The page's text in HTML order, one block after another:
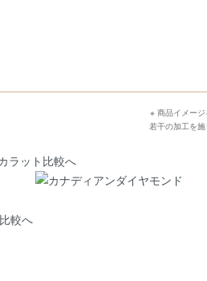
※ 商品イメージ
若干の加工を